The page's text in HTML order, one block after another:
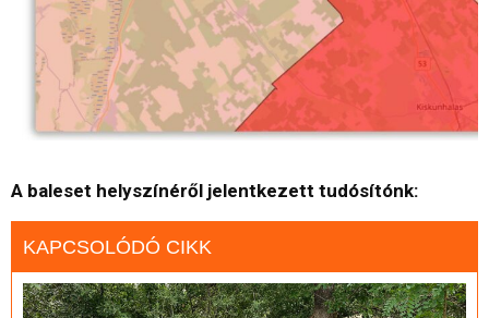
A baleset helyszínéről jelentkezett tudósítónk:
KAPCSOLÓDÓ CIKK